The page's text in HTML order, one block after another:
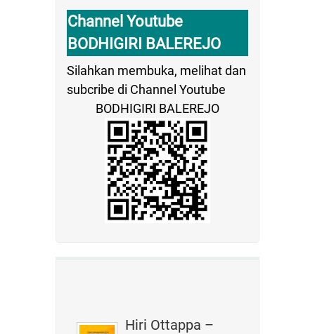
Channel Youtube
BODHIGIRI BALEREJO
Silahkan membuka, melihat dan
subcribe di Channel Youtube
BODHIGIRI BALEREJO
Hiri Ottappa –